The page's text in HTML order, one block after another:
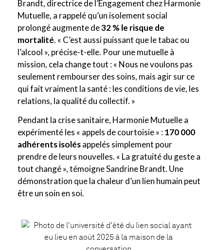
Brandt, directrice de l’Engagement chez Harmonie
Mutuelle, a rappelé qu’un isolement social
prolongé augmente de32 % le risque de
mortalité. « C’est aussi puissant que le tabac ou
l’alcool », précise-t-elle. Pour une mutuelle à
mission, cela change tout : « Nous ne voulons pas
seulement rembourser des soins, mais agir sur ce
qui fait vraiment la santé : les conditions de vie, les
relations, la qualité du collectif. »
Pendant la crise sanitaire, Harmonie Mutuelle a
expérimenté les « appels de courtoisie » :170 000
adhérents isolésappelés simplement pour
prendre de leurs nouvelles. « La gratuité du geste a
tout changé », témoigne Sandrine Brandt. Une
démonstration que la chaleur d’un lien humain peut
être un soin en soi.